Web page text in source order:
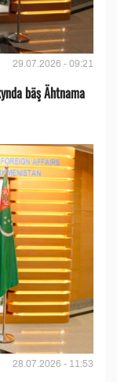
29.07.2026 - 09:21
bäş Ähtnama
28.07.2026 - 11:53